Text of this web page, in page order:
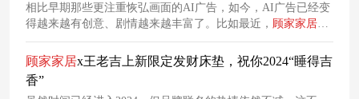
相比早期那些更注重恢弘画面的AI广告，如今，AI广告已经变
得越来越有创意、剧情越来越丰富了。比如最近， 顾家家居就
推出了一个古风AI广告《韩总的618夜宴》，通过AI技术复刻
古画质感，让现代打工人小顾穿越进画中协助筹备宴席，让观
众在轻松幽默的氛围中深刻记住品牌信息。
顾家家居x王老吉上新限定发财床垫，祝你2024“睡得吉
香”